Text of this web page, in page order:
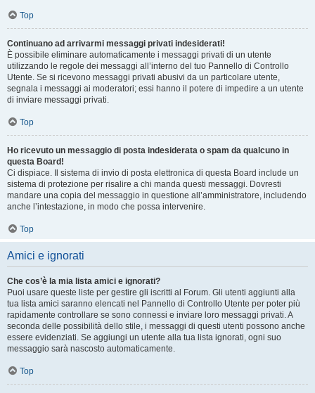
Top
Continuano ad arrivarmi messaggi privati indesiderati!
È possibile eliminare automaticamente i messaggi privati ​​di un utente
utilizzando le regole dei messaggi all’interno del tuo Pannello di Controllo
Utente. Se si ricevono messaggi privati ​​abusivi da un particolare utente,
segnala i messaggi ai moderatori; essi hanno il potere di impedire a un utente
di inviare messaggi privati​​.
Top
Ho ricevuto un messaggio di posta indesiderata o spam da qualcuno in
questa Board!
Ci dispiace. Il sistema di invio di posta elettronica di questa Board include un
sistema di protezione per risalire a chi manda questi messaggi. Dovresti
mandare una copia del messaggio in questione all’amministratore, includendo
anche l’intestazione, in modo che possa intervenire.
Top
Amici e ignorati
Che cos’è la mia lista amici e ignorati?
Puoi usare queste liste per gestire gli iscritti al Forum. Gli utenti aggiunti alla
tua lista amici saranno elencati nel Pannello di Controllo Utente per poter più
rapidamente controllare se sono connessi e inviare loro messaggi privati. A
seconda delle possibilità dello stile, i messaggi di questi utenti possono anche
essere evidenziati. Se aggiungi un utente alla tua lista ignorati, ogni suo
messaggio sarà nascosto automaticamente.
Top